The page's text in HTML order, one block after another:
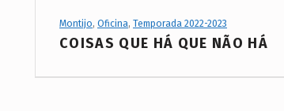
Project Category:
Montijo, Oficina, Temporada 2022-2023
COISAS QUE HÁ QUE NÃO HÁ